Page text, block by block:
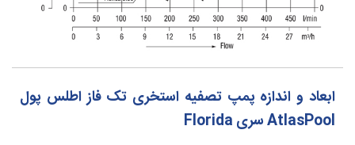
ابعاد و اندازه پمپ تصفیه استخری تک فاز اطلس پول
AtlasPool سری Florida